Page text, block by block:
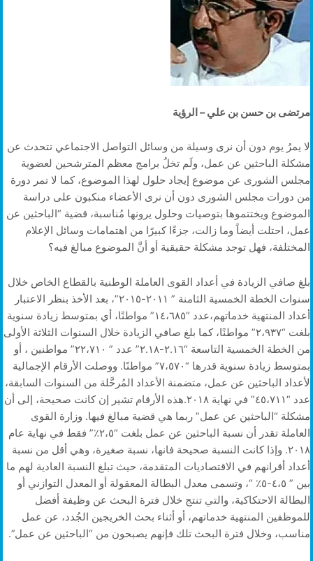
مرتضى بن حسن بن علي – الرؤية
لا يمرُ يوم دون أن نرى وسيلة من وسائل التواصل الاجتماعي تتحدث عن
مشكلة الباحثين عن عمل، ولَم تخلُ برامج معظم المترشحين لعضوية
مجلس الشورى عن موضوع إيجاد حلول لهذا الموضوع، كما لا تمر دورة
من دورات مجلس الشورى دون أن نرى الأعضاء منكبون على دراسة
الموضوع ويختتموها بتوصيات وحلول يرونها مُناسبة، قضية “الباحثين عن
عمل، احتلت أيضاً وما زالت، جزءًا كبيرًا من اهتمامات وسائل الإعلام
المختلفة، فهل توجد مشكلة حقيقية أو أنَّ الموضوع مبالغ فيه؟
بلغ صافي الزيادة في أعداد القوى العاملة الوطنية بالقطاع الخاص خلال
سنوات الخطة الخمسية الثامنة ” ٢٠١١-٢٠١٥”، بعد الأخذ بنظر الاعتبار
أعداد المنتهية خدماتهم،عدد “١٤،٦٨٥” مواطنًا، أي بمتوسط زيادة سنوية
بلغت “٢،٩٣٧” مواطنًا، كما بلغ صافي الزيادة خلال السنوات الثلاثة الأولى
من الخطة الخمسية التاسعة “٢.١٦-٢.١٨” عدد ” ٢٢،٧١٠” مواطنين ، أو
بمتوسط زيادة سنوية قدرها “٧،٥٧٠” مواطنًا. ووصلت الأرقام الإجمالية
لأعداد الباحثين عن عمل، متضمنة الأعداد المُرحَّلة من السنوات السابقة،
عدد “٤٥،٧١١” في نهاية ٢٠١٨.هذه الأرقام تشير إن كانت صحيحة، إلى أن
مشكلة “الباحثين عن عمل” ربما هي قضية مبالغ فيها. وزارة القوى
العاملة تقدر أن نسبة الباحثين عن عمل بلغت “٢،٥٪؜” فقط في نهاية عام
٢٠١٨. وإذا كانت النسبة صحيحة فانها، نسبة صغيرة، وهي أقل من نسبة
أعداد أقرانهم في الاقتصاديات المتقدمة، حيث تبلغ النسبة العادية لهم ما
بين ” ٤،٥-٥٪؜ “، وتسمى معدل البطالة المعقولة أو المعدل التوازني أو
البطالة الاحتكاكية، والتي تنتج خلال فترة البحث عن وظيفة أفضل
للموظفين المنتهية خدماتهم، أو أثناء بحث الخريجين الجُدد، عن عمل
مناسب، وخلال فترة البحث تلك فإنهم يصبحون من “الباحثين عن عمل”.